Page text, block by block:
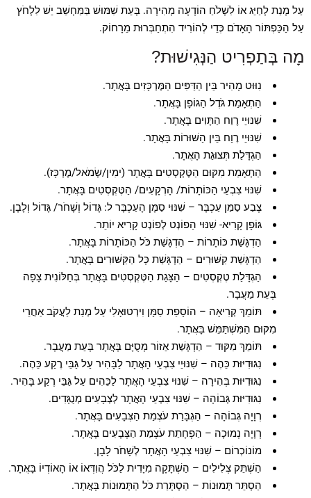
עַל מְנַת לְחַיֵּג אוֹ לִשְׁלֹחַ הוֹדָעָה מְהִירָה. בְּעֵת שִׁמּוּשׁ בַּמַּחְשֵׁב יֵשׁ לִלְחֹץ
עַל הַכַּפְתּוֹר הָאָדֹם כְּדֵי לְהוֹרִיד הִתְחַבְּרוּת מֵרָחוֹק.
מָה בְּתַפְרִיט הַנְּגִישׁוּת?
נִוּוּט מָהִיר בֵּין הַדַּפִּים הַמֶּרְכָּזִים בָּאֲתָר.
הַתְאָמַת גֹּדֶל הַגּוֹפָן בָּאֲתָר.
שִׁנּוּיֵי רֶוַח הַתָּוִים בָּאֲתָר.
שִׁנּוּיֵי רֶוַח בֵּין הַשּׁוּרוֹת בָּאֲתָר.
הַגְדָּלַת תְּצוּגַת הָאֲתָר.
הַתְאָמַת מִקּוּם הַטֶּקְסְטִים בָּאֲתָר (ימִין/שְׂמֹאל/מֶרְכָּז).
שִׁנּוּי צִבְעֵי הַכּוֹתָרוֹת/ הָרְקָעִים/ הַטֶּקְסְטִים בָּאֲתָר.
צֶבַע סַמַּן עַכְבָּר – שִׁנּוּי סַמָּן הָעַכְבָּר ל: גָּדוֹל וְשָׁחֹר/ גָּדוֹל וְלָבָן.
גּוֹפָן קָרִיא- שִׁנּוּי הַפוֹנְט לְפוֹנְט קָרִיא יוֹתֵר.
הַדְגָּשַׁת כּוֹתָרוֹת – הַדְגָּשַׁת כֹּל הַכּוֹתָרוֹת בָּאֲתָר.
הַדְגָּשַׁת קִשּׁוּרִים – הַדְגָּשַׁת כָּל הַקִּשּׁוּרִים בָּאֲתָר.
הַגְדָּלַת טֶקְסְטִים – הַצָּגַת הַטֶּקְסְטִים בָּאֲתָר בְּחַלּוֹנִית צָפָה
בְּעֵת מַעֲבָר.
תּוֹמֵךְ קְרִיאָה – הוֹסָפַת סַמָּן וִירְטוּאָלִי עַל מְנַת לַעֲקֹב אַחֲרֵי
מִקּוּם הַמִּשְׁתַּמֵּשׁ בָּאֲתָר.
תּוֹמֵךְ מִקּוּד – הַדְגָּשַׁת אֵזוֹר מְסֻיָּם בָּאֲתָר בְּעֵת מַעֲבָר.
נִגּוּדִיּוּת כֵּהֶה – שִׁנּוּיֵי צִבְעֵי הָאֲתָר לַבָּהִיר עַל גַּבֵּי רֶקַע כֵּהֶה.
נִגּוּדִיּוּת בְּהִירָה – שִׁנּוּי צִבְעֵי הָאֲתָר לַכֵּהִים עַל גַּבֵּי רֶקַע בָּהִיר.
נִגּוּדִיּוּת גְּבוֹהָה – שִׁנּוּי צִבְעֵי הָאֲתָר לְצְבָעִים מְנֻגָּדִים.
רְוָיָה גְּבוֹהָה – הַגְבָּרַת עֹצְמַת הַצְּבָעִים בָּאֲתָר.
רְוָיָה נְמוּכָה – הַפְחָתַת עֹצְמַת הַצְּבָעִים בָּאֲתָר.
מוֹנוֹכְרוֹם – שִׁנּוּי צִבְעֵי הָאֲתָר לְשָׁחֹר לָבָן.
הַשְׁתֵּק צְלִילִים – הַשְׁתָּקָה מִיָּדִית לַכֹּל הֲוִדְּאוֹ אוֹ הָאוֹדְיוֹ בָּאֲתָר.
הַסְתֵּר תְּמוּנוֹת – הַסְתָּרַת כֹּל הַתְּמוּנוֹת בָּאֲתָר.